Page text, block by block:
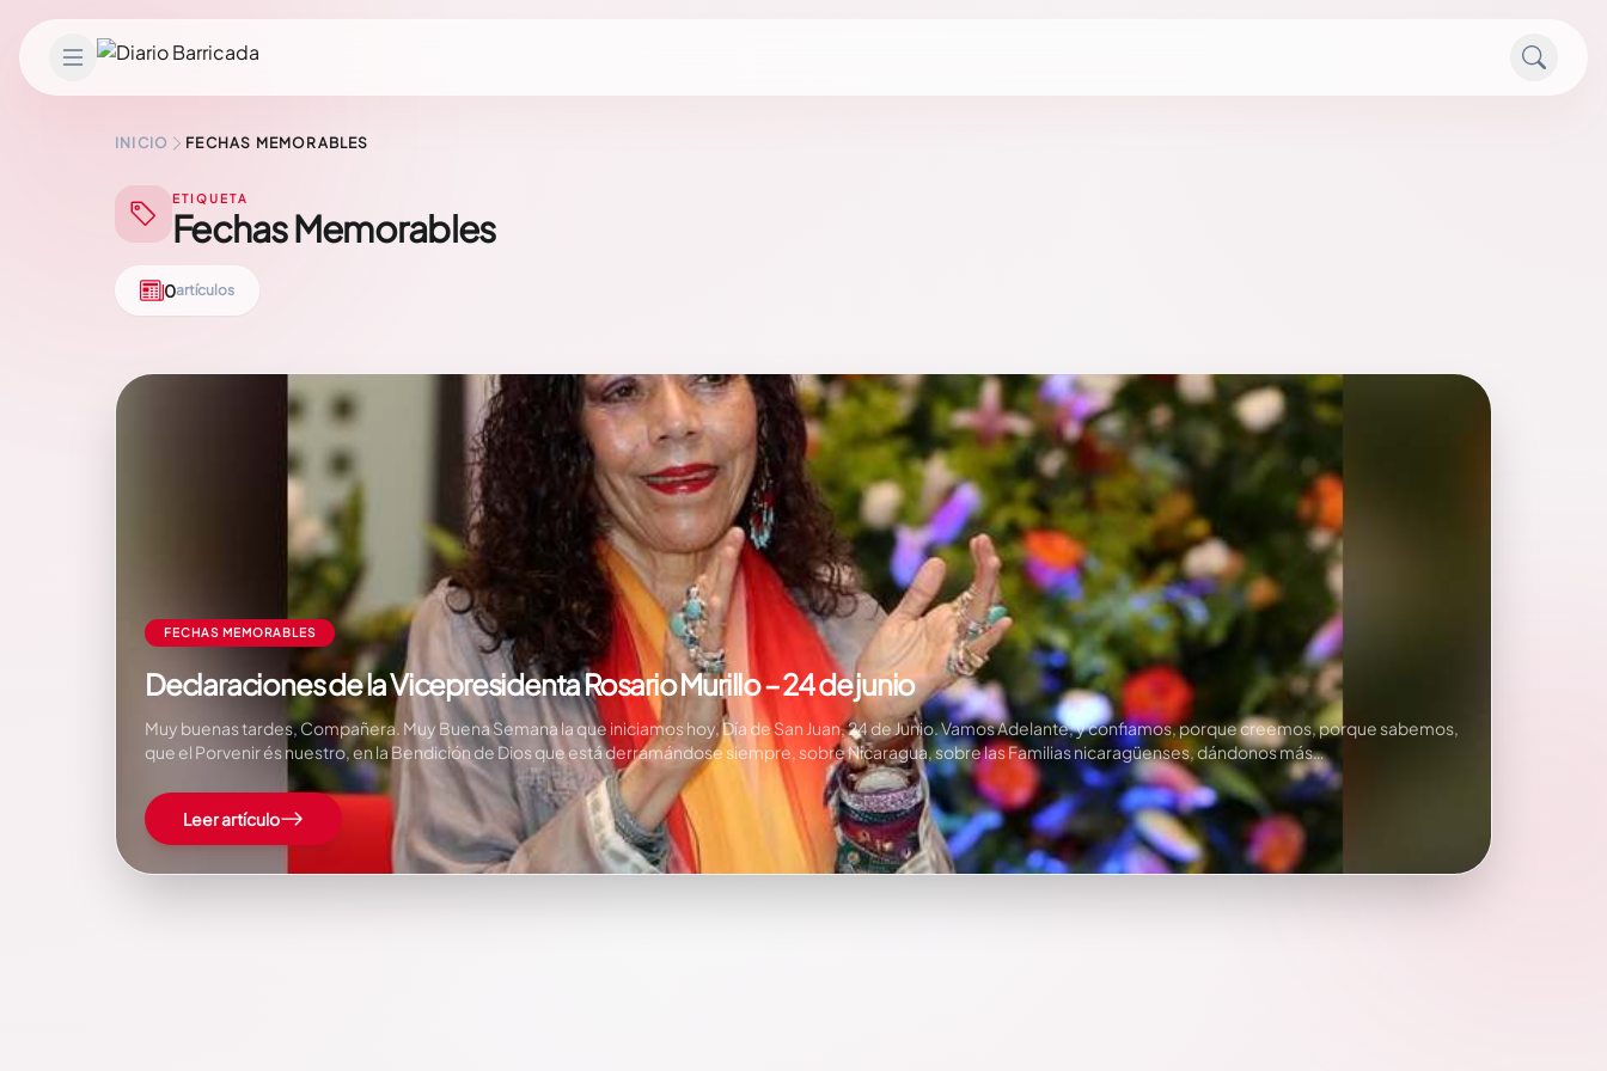
INICIO FECHAS MEMORABLES
ETIQUETA
Fechas Memorables
0artículos
FECHAS MEMORABLES
Declaraciones de la Vicepresidenta Rosario Murillo – 24 de junio
Muy buenas tardes, Compañera. Muy Buena Semana la que iniciamos hoy, Día de San Juan, 24 de Junio. Vamos Adelante, y confiamos, porque creemos, porque sabemos,
que el Porvenir és nuestro, en la Bendición de Dios que está derramándose siempre, sobre Nicaragua, sobre las Familias nicaragüenses, dándonos más…
Leer artículo